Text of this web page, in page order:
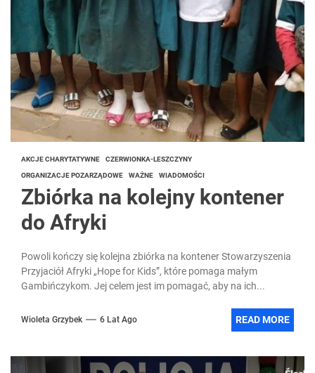
AKCJE CHARYTATYWNE CZERWIONKA-LESZCZYNY
ORGANIZACJE POZARZĄDOWE WAŻNE WIADOMOŚCI
Zbiórka na kolejny kontener
do Afryki
Powoli kończy się kolejna zbiórka na kontener Stowarzyszenia
Przyjaciół Afryki „Hope for Kids”, które pomaga małym
Gambińczykom. Jej celem jest im pomagać, aby na ich...
Wioleta Grzybek 6 Lat Ago READ MORE